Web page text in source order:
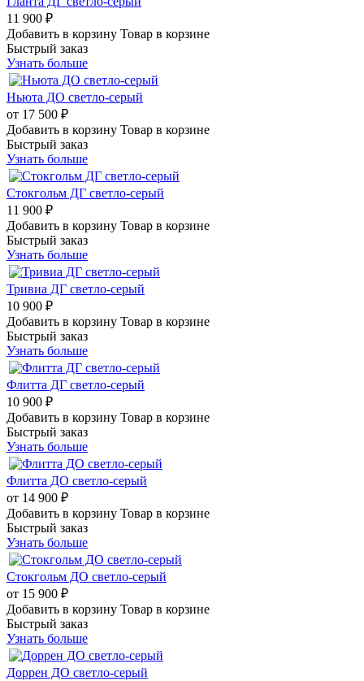
11 900 ₽
Добавить в корзину Товар в корзине
Быстрый заказ
Узнать больше
Ньюта ДО светло-серый
от 17 500 ₽
Добавить в корзину Товар в корзине
Быстрый заказ
Узнать больше
Стокгольм ДГ светло-серый
11 900 ₽
Добавить в корзину Товар в корзине
Быстрый заказ
Узнать больше
Тривиа ДГ светло-серый
10 900 ₽
Добавить в корзину Товар в корзине
Быстрый заказ
Узнать больше
Флитта ДГ светло-серый
10 900 ₽
Добавить в корзину Товар в корзине
Быстрый заказ
Узнать больше
Флитта ДО светло-серый
от 14 900 ₽
Добавить в корзину Товар в корзине
Быстрый заказ
Узнать больше
Стокгольм ДО светло-серый
от 15 900 ₽
Добавить в корзину Товар в корзине
Быстрый заказ
Узнать больше
Доррен ДО светло-серый